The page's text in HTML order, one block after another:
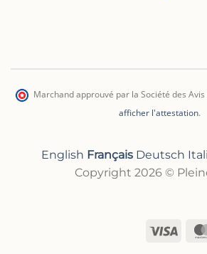
Marchand approuvé par la Société des
afficher l'attestation.
English Français Deutsch
Copyright 2026 ©
Visa